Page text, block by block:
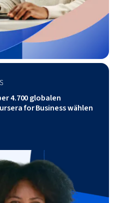
4.700 globalen
for Business wählen